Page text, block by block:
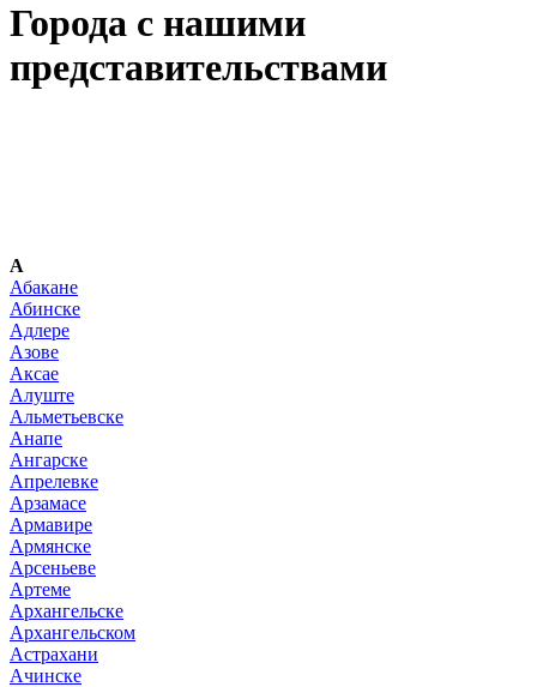
Города с нашими
представительствами
А
Абакане
Абинске
Адлере
Азове
Аксае
Алуште
Альметьевске
Анапе
Ангарске
Апрелевке
Арзамасе
Армавире
Армянске
Арсеньеве
Артеме
Архангельске
Архангельском
Астрахани
Ачинске